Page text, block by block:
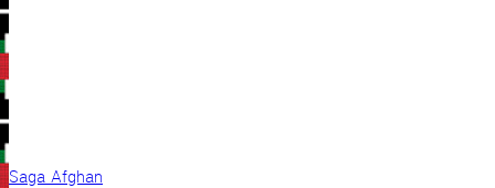
Saga Afghan